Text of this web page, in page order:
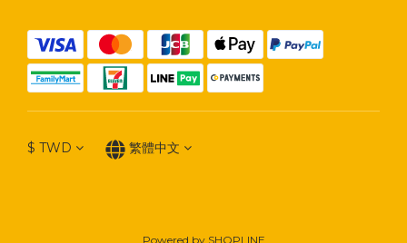
$ TWD 繁體中文
Powered by SHOPLINE